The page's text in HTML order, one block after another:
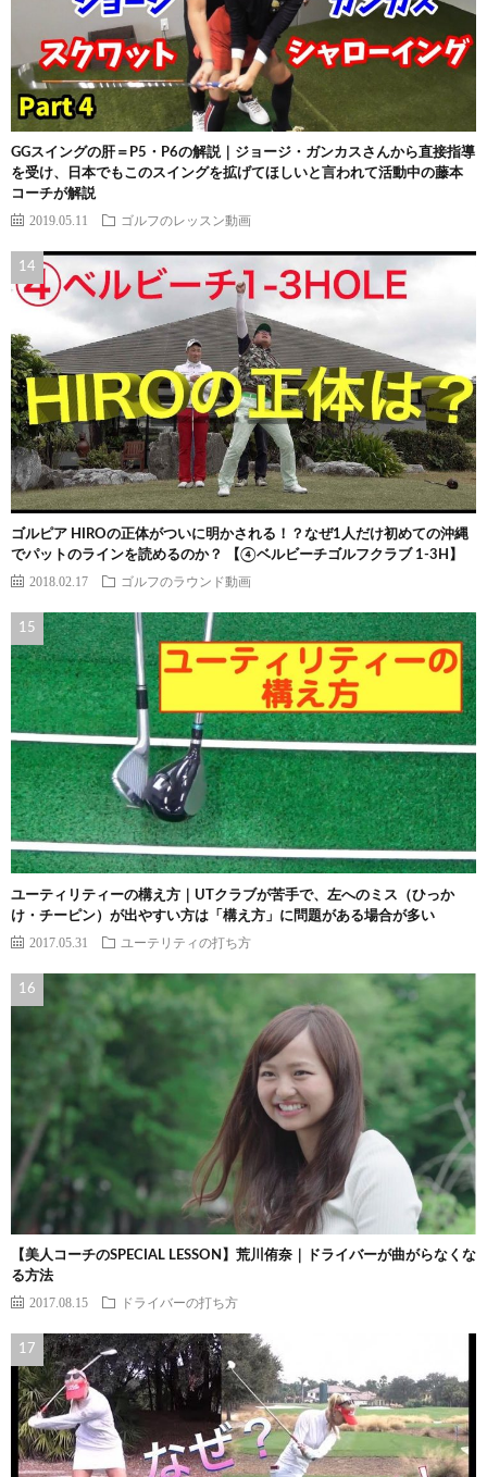
GGスイングの肝＝P5・P6の解説｜ジョージ・ガンカスさんから直接指導
を受け、日本でもこのスイングを拡げてほしいと言われて活動中の藤本
コーチが解説
2019.05.11 ゴルフのレッスン動画
ゴルピア HIROの正体がついに明かされる！？なぜ1人だけ初めての沖縄
でパットのラインを読めるのか？ 【④ベルビーチゴルフクラブ 1-3H】
2018.02.17 ゴルフのラウンド動画
ユーティリティーの構え方｜UTクラブが苦手で、左へのミス（ひっか
け・チーピン）が出やすい方は「構え方」に問題がある場合が多い
2017.05.31 ユーテリティの打ち方
【美人コーチのSPECIAL LESSON】荒川侑奈｜ドライバーが曲がらなくな
る方法
2017.08.15 ドライバーの打ち方